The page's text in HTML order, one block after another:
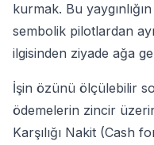
kurmak. Bu
sembolik pilotlardan
ilgisinden ziyade ağa
İşin özünü ölçülebilir
ödemelerin zincir
Karşılığı Nakit (Cash